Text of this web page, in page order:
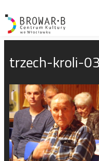
trzech-kroli-